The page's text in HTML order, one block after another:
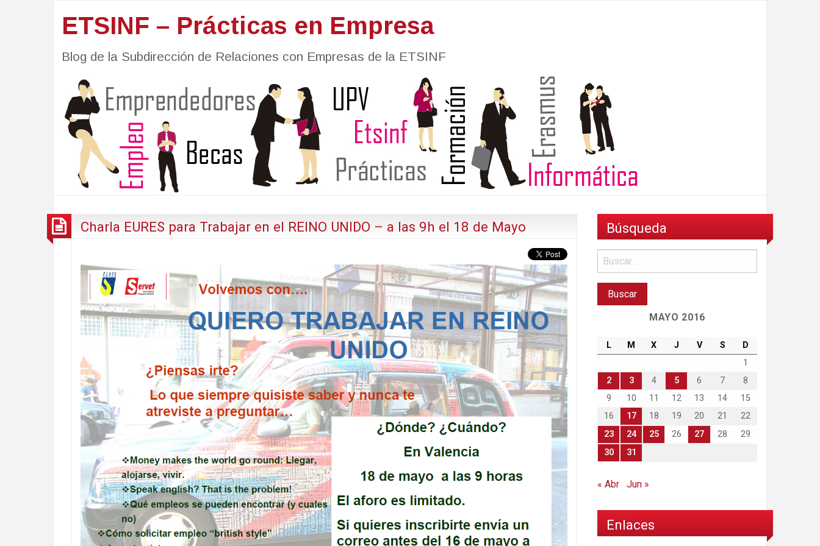
ETSINF – Prácticas en Empresa
Blog de la Subdirección de Relaciones con Empresas de la ETSINF
Charla EURES para Trabajar en el REINO UNIDO – a las 9h el 18 de Mayo Búsqueda
MAYO 2016
L M X J V S
D
1
2
3 4 5 6 7
8
9
10 11 12 13 14
15
16
17 18 19 20 21
22
23
24 25 26 27 28
29
30
31
« Abr Jun »
Enlaces